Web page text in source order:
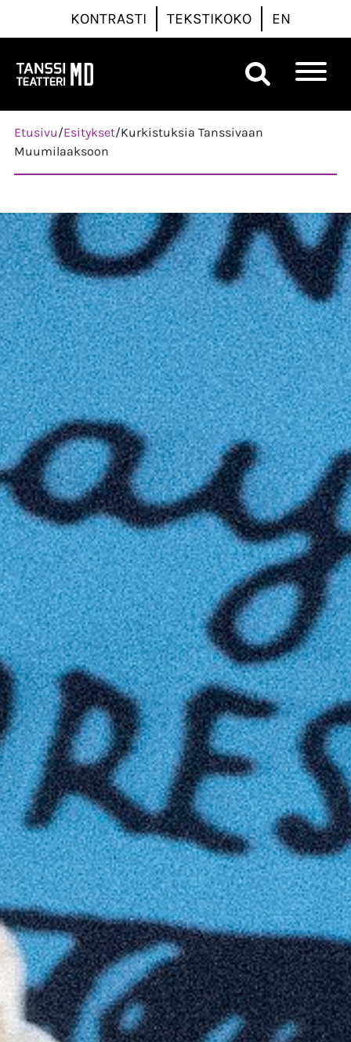
KONTRASTI TEKSTIKOKO EN
Päävalikko
Etusivu/Esitykset/Kurkistuksia Tanssivaan
Muumilaaksoon